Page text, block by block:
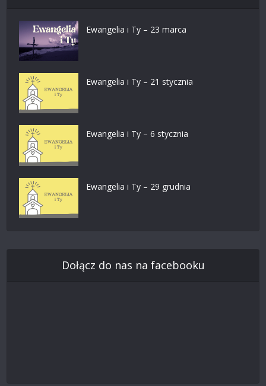
Ewangelia i Ty – 23 marca
Ewangelia i Ty – 21 stycznia
Ewangelia i Ty – 6 stycznia
Ewangelia i Ty – 29 grudnia
Dołącz do nas na facebooku